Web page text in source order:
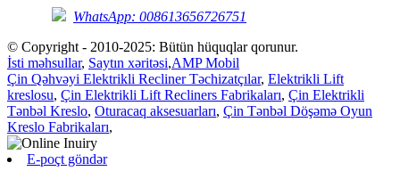
WhatsApp: 008613656726751
© Copyright - 2010-2025: Bütün hüquqlar qorunur.
İsti məhsullar, Saytın xəritəsi,AMP Mobil
Çin Qəhvəyi Elektrikli Recliner Təchizatçılar, Elektrikli Lift
kreslosu, Çin Elektrikli Lift Recliners Fabrikaları, Çin Elektrikli
Tənbəl Kreslo, Oturacaq aksesuarları, Çin Tənbəl Döşəmə Oyun
Kreslo Fabrikaları,
E-poçt göndər